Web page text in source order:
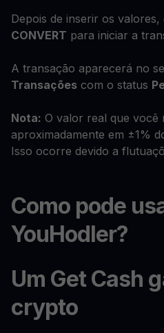
Depois de inserir os
CONVERT para iniciar a
A transação aparecerá no
Transações com o status
Nota: O valor real que você
aproximadamente em ±1%
Isso ocorre devido a
Como pode
YouHodler?
Um Get Cash
crypto